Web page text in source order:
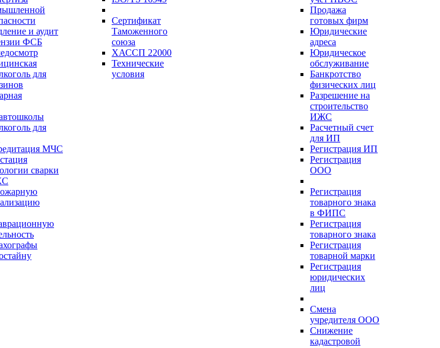
и аудит
ФСБ
для
для
МЧС
сварки
Сертификат
Таможенного
союза
ХАССП 22000
Технические
условия
Продажа
готовых фирм
Юридические
адреса
Юридическое
обслуживание
Банкротство
физических лиц
Разрешение на
строительство
ИЖС
Расчетный счет
для ИП
Регистрация ИП
Регистрация
ООО
Регистрация
товарного знака
в ФИПС
Регистрация
товарного знака
Регистрация
товарной марки
Регистрация
юридических
лиц
Смена
учредителя ООО
Снижение
кадастровой